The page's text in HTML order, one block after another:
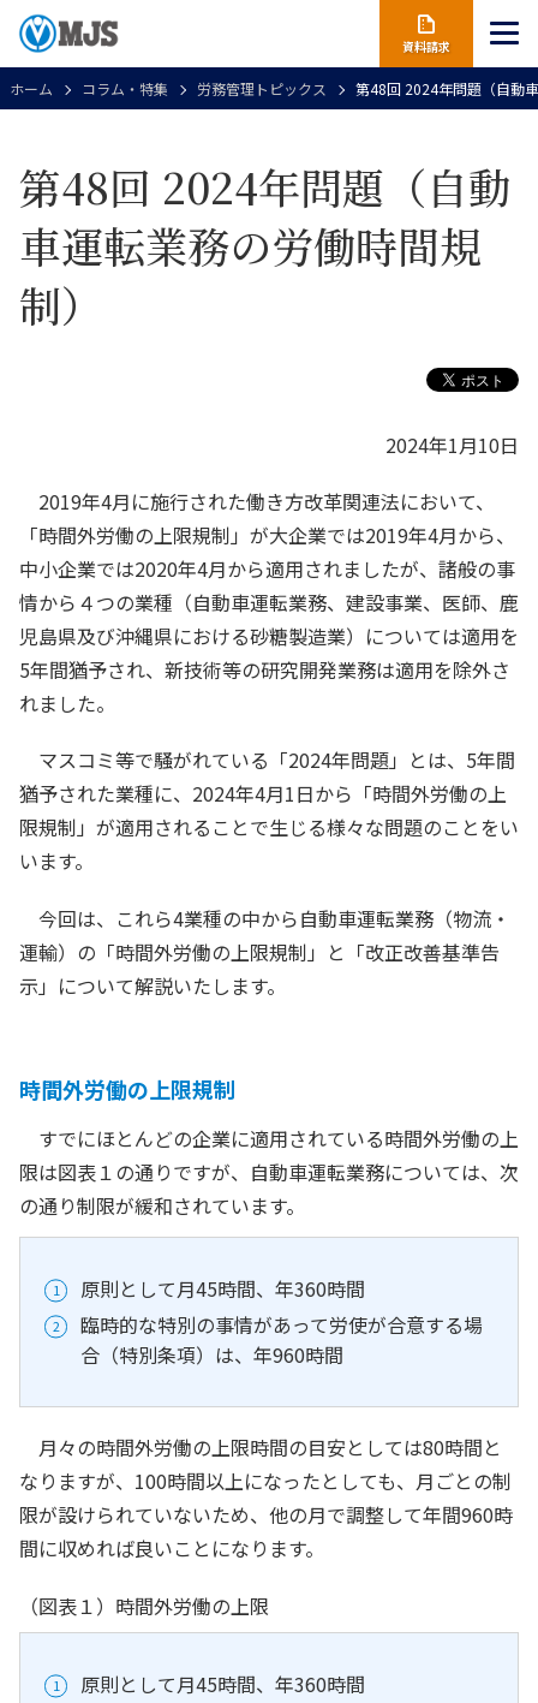
資料請求
ホーム コラム・特集 労務管理トピックス 第48回 2024年問題（自動
第48回 2024年問題（自動
車運転業務の労働時間規
制）
2024年1月10日
2019年4月に施行された働き方改革関連法において、
「時間外労働の上限規制」が大企業では2019年4月から、
中小企業では2020年4月から適用されましたが、諸般の事
情から４つの業種（自動車運転業務、建設事業、医師、鹿
児島県及び沖縄県における砂糖製造業）については適用を
5年間猶予され、新技術等の研究開発業務は適用を除外さ
れました。
マスコミ等で騒がれている「2024年問題」とは、5年間
猶予された業種に、2024年4月1日から「時間外労働の上
限規制」が適用されることで生じる様々な問題のことをい
います。
今回は、これら4業種の中から自動車運転業務（物流・
運輸）の「時間外労働の上限規制」と「改正改善基準告
示」について解説いたします。
時間外労働の上限規制
すでにほとんどの企業に適用されている時間外労働の上
限は図表１の通りですが、自動車運転業務については、次
の通り制限が緩和されています。
原則として月45時間、年360時間
臨時的な特別の事情があって労使が合意する場
合（特別条項）は、年960時間
月々の時間外労働の上限時間の目安としては80時間と
なりますが、100時間以上になったとしても、月ごとの制
限が設けられていないため、他の月で調整して年間960時
間に収めれば良いことになります。
（図表１）時間外労働の上限
原則として月45時間、年360時間